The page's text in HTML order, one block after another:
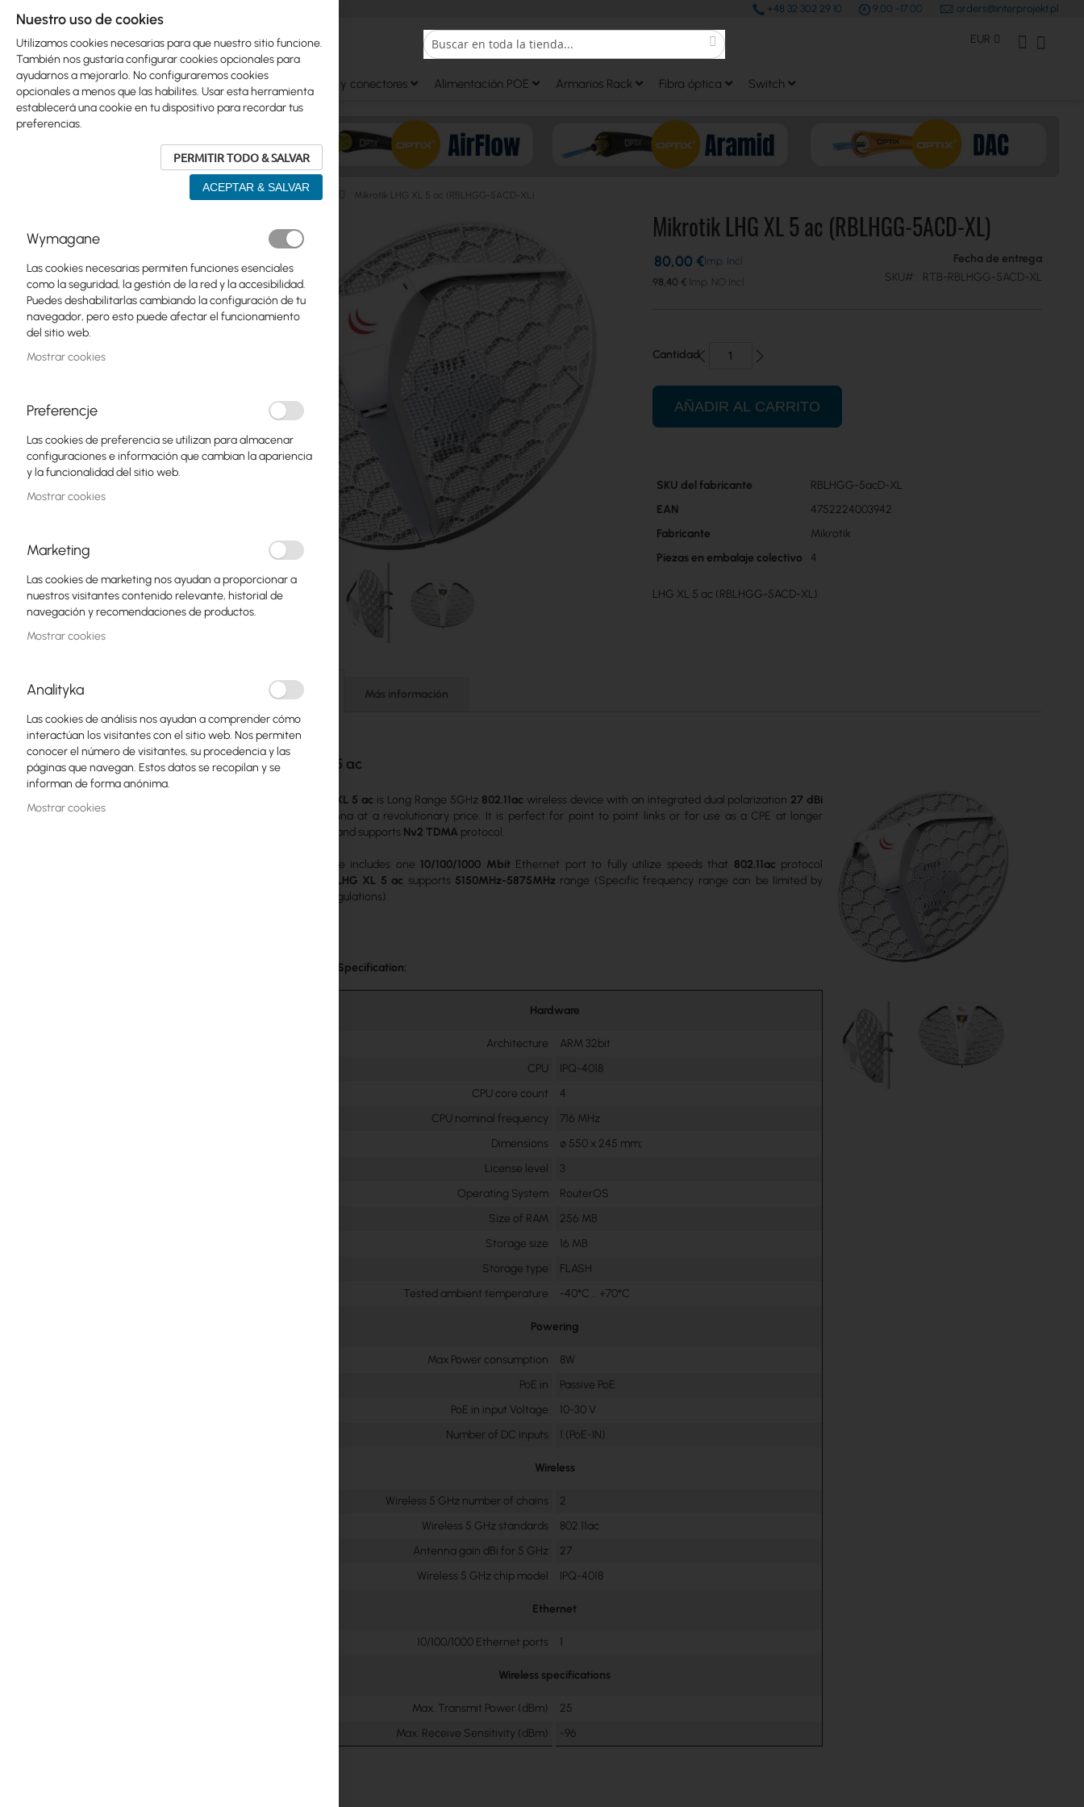
+48 32 302 29 10 9.00 -17.00 orders@interprojekt.pl
Search
Search Moneda
EUR Mi Cuenta
Ubiquiti Mikrotik WiFi Antenas Cables y conectores Alimentación POE Armarios Rack Fibra óptica Switch
Dispositivos WiFi para Exterior Mikrotik LHG XL 5 ac (RBLHGG-5ACD-XL)
Skip
product
list
Ubiquiti
Mikrotik
WiFi
Antenas
Switch
Puntos de Acceso
Cables Coaxiales
GPON
Cables LAN
Routers LAN
Licencias MikroTik
Monitoreo, Smart Home IoT
Dispositivos WiFi para Exterior
al
de
la
galería
de
comienzo
la
galería
de
imágenes
Mikrotik LHG XL 5 ac (RBLHGG-5ACD-XL)
98,40 €
80,00 €
Fecha de entrega
SKU
RTB-RBLHGG-5ACD-XL
Cantidad
AÑADIR AL CARRITO
Más
SKU del fabricante
RBLHGG-5acD-XL
EAN
4752224003942
Fabricante
Mikrotik
Piezas en embalaje colectivo
4
LHG XL 5 ac (RBLHGG-5ACD-XL)
Detalles Más información
LHG XL 5 ac
LHG XL 5 ac is Long Range 5GHz 802.11ac wireless device with an integrated dual polarization 27 dBi
grid antenna at a revolutionary price. It is perfect for point to point links or for use as a CPE at longer
distances and supports Nv2 TDMA protocol.
The device includes one 10/100/1000 MbitEthernet port to fully utilize speeds that 802.11ac protocol
LHG XL 5 ac supports 5150MHz-5875MHz range (Specific frequency range can be limited by
country regulations).
Technical Specification:
Hardware
Architecture
ARM 32bit
CPU
IPQ-4018
CPU core count
4
CPU nominal frequency
716 MHz
Dimensions
∅ 550 x 245 mm;
License level
3
Operating System
RouterOS
Size of RAM
256 MB
Storage size
16 MB
Storage type
FLASH
Tested ambient temperature
-40°C .. +70°C
Powering
Max Power consumption
8W
PoE in
Passive PoE
PoE in input Voltage
10-30 V
Number of DC inputs
1 (PoE-IN)
Wireless
Wireless 5 GHz number of chains
2
Wireless 5 GHz standards
802.11ac
Antenna gain dBi for 5 GHz
27
Wireless 5 GHz chip model
IPQ-4018
Ethernet
10/100/1000 Ethernet ports 1
Wireless specifications
Max. Transmit Power (dBm)
25
Max. Receive Sensitivity (dBm)
-96
Nuestro uso de cookies
Utilizamos cookies necesarias para que nuestro sitio funcione.
También nos gustaría configurar cookies opcionales para
ayudarnos a mejorarlo. No configuraremos cookies
opcionales a menos que las habilites. Usar esta herramienta
establecerá una cookie en tu dispositivo para recordar tus
preferencias.
PERMITIR TODO & SALVAR
ACEPTAR & SALVAR
Wymagane
Las cookies necesarias permiten funciones esenciales
como la seguridad, la gestión de la red y la accesibilidad.
Puedes deshabilitarlas cambiando la configuración de tu
navegador, pero esto puede afectar el funcionamiento
del sitio web.
Mostrar cookies
Preferencje
Las cookies de preferencia se utilizan para almacenar
configuraciones e información que cambian la apariencia
y la funcionalidad del sitio web.
Mostrar cookies
Marketing
Las cookies de marketing nos ayudan a proporcionar a
nuestros visitantes contenido relevante, historial de
navegación y recomendaciones de productos.
Mostrar cookies
Analityka
Las cookies de análisis nos ayudan a comprender cómo
interactúan los visitantes con el sitio web. Nos permiten
conocer el número de visitantes, su procedencia y las
páginas que navegan. Estos datos se recopilan y se
informan de forma anónima.
Mostrar cookies